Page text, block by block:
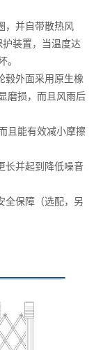
，并自带散热风
装置，当温度达
。
毂外面采用原生橡
磨损，而且风雨后
且能有效减小摩擦
长并起到降低噪音
全保障（选配，另